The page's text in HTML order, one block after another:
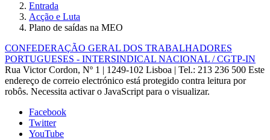
Entrada
Acção e Luta
Plano de saídas na MEO
CONFEDERAÇÃO GERAL DOS TRABALHADORES
PORTUGUESES - INTERSINDICAL NACIONAL / CGTP-IN
Rua Victor Cordon, Nº 1 | 1249-102 Lisboa | Tel.: 213 236 500 Este
endereço de correio electrónico está protegido contra leitura por
robôs. Necessita activar o JavaScript para o visualizar.
Facebook
Twitter
YouTube